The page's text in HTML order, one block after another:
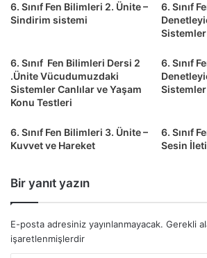
6. Sınıf Fen Bilimleri 2. Ünite –
Sindirim sistemi
6. Sınıf
Sistemler
6. Sınıf Fen Bilimleri Dersi 2
.Ünite Vücudumuzdaki
Sistemler Canlılar ve Yaşam
Konu Testleri
6. Sınıf
Sistemler
6. Sınıf Fen Bilimleri 3. Ünite –
Kuvvet ve Hareket
6. Sınıf
Sesin
Bir yanıt yazın
E-posta adresiniz yayınlanmayacak. Gerekli
işaretlenmişlerdir